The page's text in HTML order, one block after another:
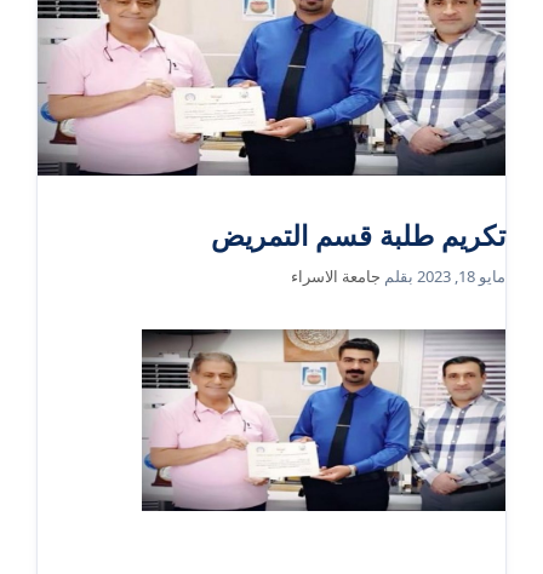
تكريم طلبة قسم التمريض
مايو 18, 2023 بقلم جامعة الاسراء